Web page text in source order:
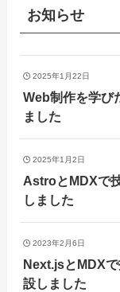
お知らせ
2025年1月22日
Web制作を学び
ました
2025年1月2日
AstroとMDXで
しました
2023年2月6日
Next.jsとMDX
設しました